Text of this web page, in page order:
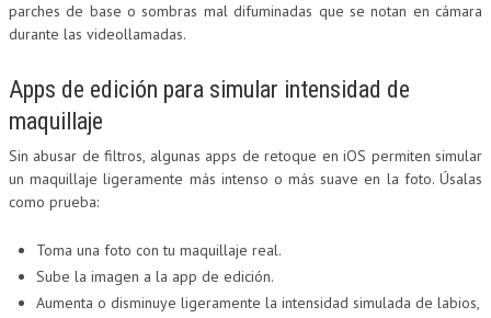
parches de base o sombras mal difuminadas que se notan en cámara
durante las videollamadas.
Apps de edición para simular intensidad de
maquillaje
Sin abusar de filtros, algunas apps de retoque en iOS permiten simular
un maquillaje ligeramente más intenso o más suave en la foto. Úsalas
como prueba:
Toma una foto con tu maquillaje real.
Sube la imagen a la app de edición.
Aumenta o disminuye ligeramente la intensidad simulada de labios,